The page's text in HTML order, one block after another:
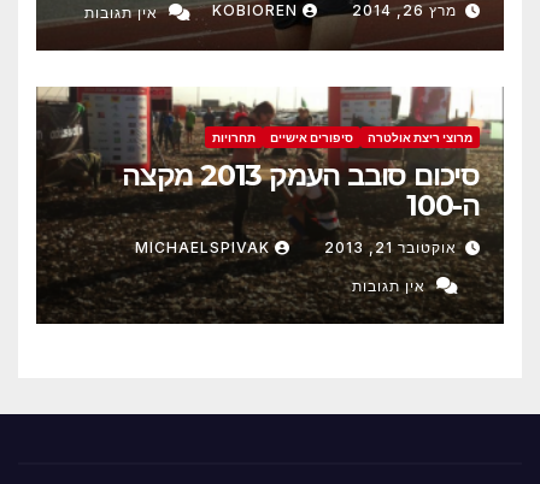
מרץ 26, 2014 KOBIOREN אין תגובות
מרוצי ריצת אולטרה סיפורים אישיים תחרויות
סיכום סובב העמק 2013 מקצה
ה-100
אוקטובר 21, 2013 MICHAELSPIVAK
אין תגובות